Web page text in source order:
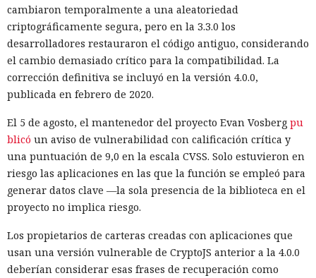
cambiaron temporalmente a una aleatoriedad
criptográficamente segura, pero en la 3.3.0 los
desarrolladores restauraron el código antiguo, considerando
el cambio demasiado crítico para la compatibilidad. La
corrección definitiva se incluyó en la versión 4.0.0,
publicada en febrero de 2020.
El 5 de agosto, el mantenedor del proyecto Evan Vosberg pu
blicó un aviso de vulnerabilidad con calificación crítica y
una puntuación de 9,0 en la escala CVSS. Solo estuvieron en
riesgo las aplicaciones en las que la función se empleó para
generar datos clave —la sola presencia de la biblioteca en el
proyecto no implica riesgo.
Los propietarios de carteras creadas con aplicaciones que
usan una versión vulnerable de CryptoJS anterior a la 4.0.0
deberían considerar esas frases de recuperación como